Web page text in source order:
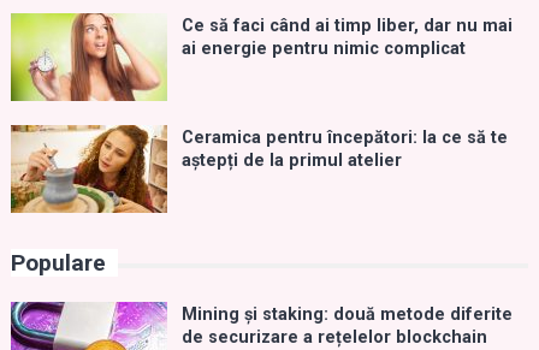
Ce să faci când ai timp liber, dar nu mai
ai energie pentru nimic complicat
Ceramica pentru începători: la ce să te
aștepți de la primul atelier
Populare
Mining și staking: două metode diferite
de securizare a rețelelor blockchain